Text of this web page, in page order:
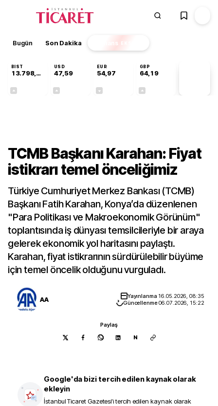
Bugün Son Dakika Finans EKSTRA
BIST
13.798,82
USD
47,59
EUR
54,97
GBP
64,19
TCMB Başkanı Karahan: Fiyat
istikrarı temel önceliğimiz
Türkiye Cumhuriyet Merkez Bankası (TCMB)
Başkanı Fatih Karahan, Konya’da düzenlenen
"Para Politikası ve Makroekonomik Görünüm"
toplantısında iş dünyası temsilcileriyle bir araya
gelerek ekonomik yol haritasını paylaştı.
Karahan, fiyat istikrarının sürdürülebilir büyüme
için temel öncelik olduğunu vurguladı.
AA Yayınlanma 16.05.2026, 08:35
Güncellenme06.07.2026, 15:22
Paylaş
N
Google'da bizi tercih edilen kaynak olarak
ekleyin
İstanbul Ticaret Gazetesi'i tercih edilen kaynak olarak